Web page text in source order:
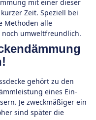
mit einer dieser
Zeit. Speziell bei
Methoden alle
umweltfreundlich.
gehört zu den
eines Ein-
Je zweckmäßiger ein
sind später die